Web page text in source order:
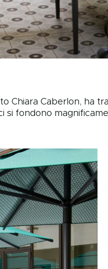
Chiara Caberlon, ha
si fondono